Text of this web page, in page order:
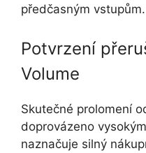
předčasným vstupům.
Potvrzení
Volume
Skutečné prolomení
doprovázeno
naznačuje silný